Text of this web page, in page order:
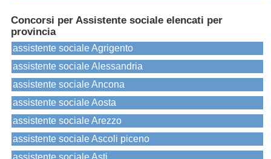
Concorsi per Assistente sociale elencati per
provincia
assistente sociale Agrigento
assistente sociale Alessandria
assistente sociale Ancona
assistente sociale Aosta
assistente sociale Arezzo
assistente sociale Ascoli piceno
assistente sociale Asti